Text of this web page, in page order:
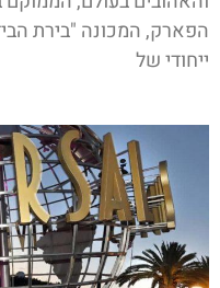
הפארק, המכונה "בירת
ייחודי של